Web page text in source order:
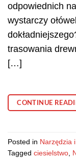
odpowiednich
wystarczy
trasowania
[…]
CONTINUE
Posted in Narzędzia
Tagged ciesielstwo